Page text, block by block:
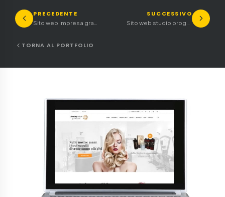
PRECEDENTE
Sito web impresa grandi impianti elettrici
SUCCESSIVO
Sito web studio progettazione geometra
TORNA AL PORTFOLIO